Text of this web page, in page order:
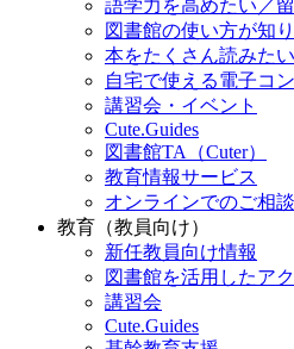
本をたくさん読みたい
自宅で使える電子コン
講習会・イベント
Cute.Guides
図書館TA（Cuter）
教育情報サービス
オンラインでのご相談
教育（教員向け）
新任教員向け情報
図書館を活用したア
講習会
Cute.Guides
基幹教育支援
学習・教育用図書の整